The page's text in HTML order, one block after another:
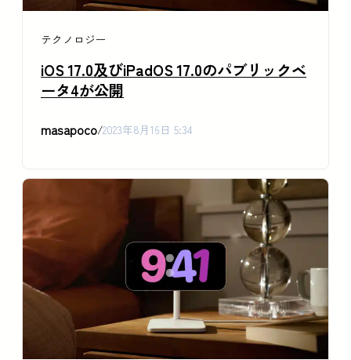
テクノロジー
iOS 17.0及びiPadOS 17.0のパブリックベ
ータ4が公開
masapoco/2023年8月16日 5:34